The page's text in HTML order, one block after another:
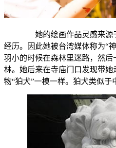
她的绘画作品灵感来源
经历。因此她被台湾媒体称为“
羽小的时候在森林里迷路，然后
林。她后来在寺庙门口发现带
物“狛犬”一模一样。狛犬类似于